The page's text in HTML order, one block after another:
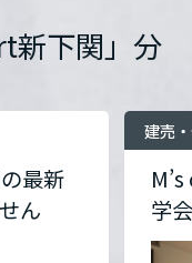
の方
注目の最新情報など、住
です。
います。
し、持続可能な未来志向
ご契約者さまとミサワホ
・便利・安心なコンテン
ど配信しています。
新下関」分
最新
ん
学
建売
17号棟にて
330
関】下関市
寺548番17
330